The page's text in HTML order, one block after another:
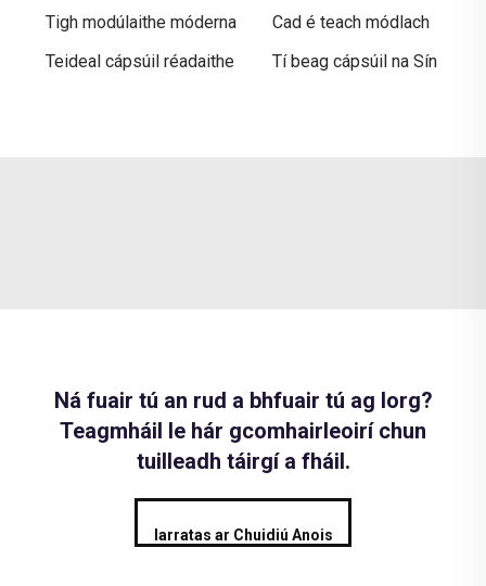
Tigh modúlaithe móderna
Cad é teach módlach
Teideal cápsúil réadaithe
Tí beag cápsúil na Sín
Ná fuair tú an rud a bhfuair tú ag lorg?
Teagmháil le hár gcomhairleoirí chun
tuilleadh táirgí a fháil.
Iarratas ar Chuidiú Anois